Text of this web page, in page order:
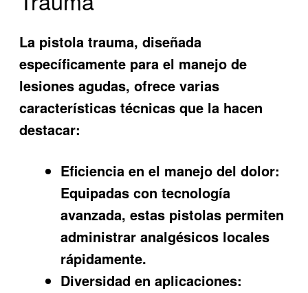
La pistola trauma, diseñada
específicamente para el manejo de
lesiones agudas, ofrece varias
características técnicas que la hacen
destacar:
Eficiencia en el manejo del dolor:
Equipadas con tecnología
avanzada, estas pistolas permiten
administrar analgésicos locales
rápidamente.
Diversidad en aplicaciones: